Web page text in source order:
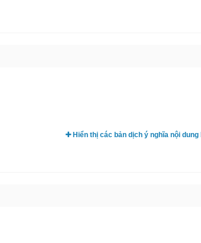
Hiển thị các bản dịch ý nghĩa nội dung